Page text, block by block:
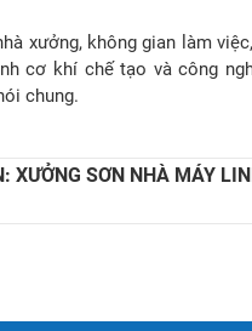
xưởng, không gian làm
cơ khí chế tạo và công
chung.
XƯỞNG SƠN NHÀ MÁY